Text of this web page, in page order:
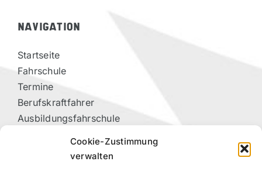
Cookie-Zustimmung
verwalten
NAVIGATION
Startseite
Fahrschule
Termine
Berufskraftfahrer
Ausbildungsfahrschule